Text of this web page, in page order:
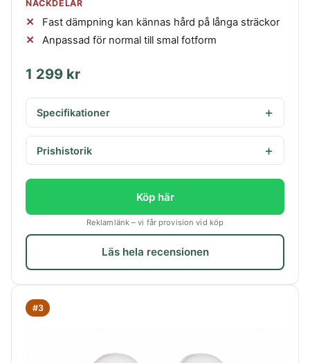
NACKDELAR
Fast dämpning kan kännas hård på långa sträckor
Anpassad för normal till smal fotform
1 299 kr
Specifikationer
Prishistorik
Köp här
Reklamlänk – vi får provision vid köp
Läs hela recensionen
#3